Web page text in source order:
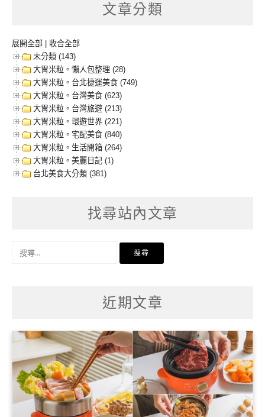
文章分類
展開全部 | 收合全部
未分類 (143)
大胃米粒。懶人包整理 (28)
大胃米粒。台北捷運美食 (749)
大胃米粒。台灣美食 (623)
大胃米粒。台灣旅遊 (213)
大胃米粒。環遊世界 (221)
大胃米粒。宅配美食 (840)
大胃米粒。生活開箱 (264)
大胃米粒。美麗日記 (1)
台北美食大分類 (381)
找尋站內文章
近期文章